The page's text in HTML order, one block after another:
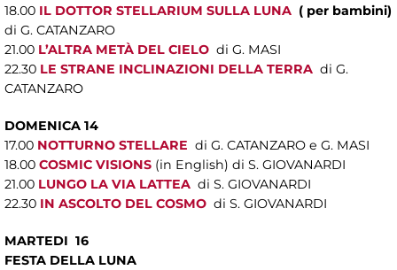
18.00 IL DOTTOR STELLARIUM SULLA LUNA ( per bambini)
di G. CATANZARO
21.00 L’ALTRA METÀ DEL CIELO di G. MASI
22.30 LE STRANE INCLINAZIONI DELLA TERRA di G.
CATANZARO
DOMENICA 14
17.00 NOTTURNO STELLARE di G. CATANZARO e G. MASI
18.00 COSMIC VISIONS (in English) di S. GIOVANARDI
21.00 LUNGO LA VIA LATTEA di S. GIOVANARDI
22.30 IN ASCOLTO DEL COSMO di S. GIOVANARDI
MARTEDI 16
FESTA DELLA LUNA